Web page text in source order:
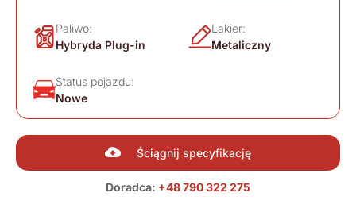
Paliwo:
Hybryda Plug-in
Lakier:
Metaliczny
Status pojazdu:
Nowe
Ściągnij specyfikację
Doradca: +48 790 322 275